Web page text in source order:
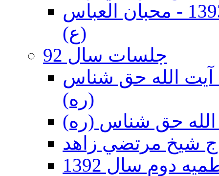
جلسات دهه اول محرم الحرام 1393 - محبان العباس
(ع)
جلسات سال 92
92 - حسينيه آيت الله حق شناس
(ره)
دوم سال 1392